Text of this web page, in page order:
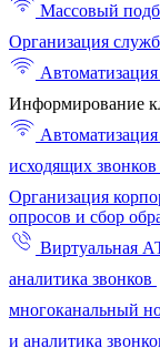
Массовый
Организация
Информирование
исходящих звонков
Организация
опросов и сбор
Виртуальная
аналитика звонков
многоканальный
и аналитика